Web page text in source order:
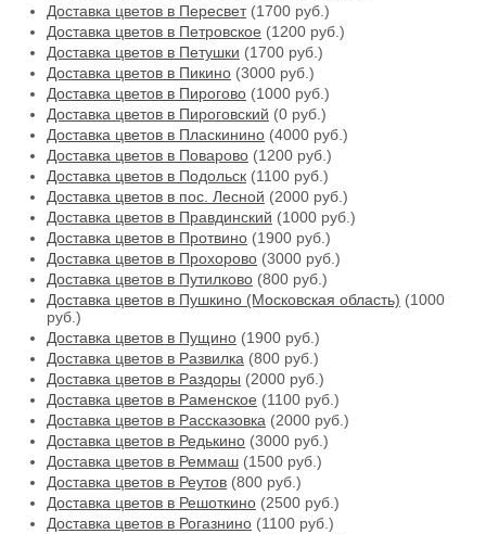
Доставка цветов в Пересвет(1700 руб.)
Доставка цветов в Петровское (1200 руб.)
Доставка цветов в Петушки (1700 руб.)
Доставка цветов в Пикино (3000 руб.)
Доставка цветов в Пирогово (1000 руб.)
Доставка цветов в Пироговский (0 руб.)
Доставка цветов в Пласкинино (4000 руб.)
Доставка цветов в Поварово (1200 руб.)
Доставка цветов в Подольск (1100 руб.)
Доставка цветов в пос. Лесной (2000 руб.)
Доставка цветов в Правдинский (1000 руб.)
Доставка цветов в Протвино (1900 руб.)
Доставка цветов в Прохорово (3000 руб.)
Доставка цветов в Путилково (800 руб.)
Доставка цветов в Пушкино (Московская область) (1000
руб.)
Доставка цветов в Пущино (1900 руб.)
Доставка цветов в Развилка (800 руб.)
Доставка цветов в Раздоры (2000 руб.)
Доставка цветов в Раменское (1100 руб.)
Доставка цветов в Рассказовка (2000 руб.)
Доставка цветов в Редькино (3000 руб.)
Доставка цветов в Реммаш (1500 руб.)
Доставка цветов в Реутов (800 руб.)
Доставка цветов в Решоткино (2500 руб.)
Доставка цветов в Рогазнино (1100 руб.)